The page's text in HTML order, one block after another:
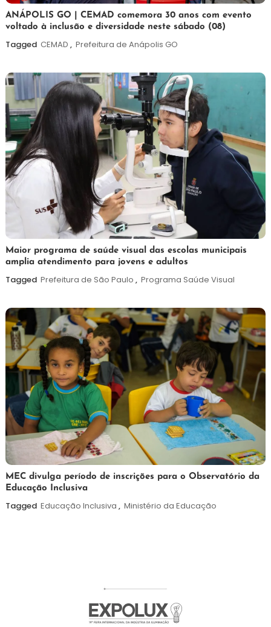
7
de
agosto
Maurilio
ANÁPOLIS GO | CEMAD comemora 30 anos com evento
voltado à inclusão e diversidade neste sábado (08)
Tagged CEMAD , Prefeitura de Anápolis GO
7
de
agosto
Maurilio
Maior programa de saúde visual das escolas municipais
amplia atendimento para jovens e adultos
Tagged Prefeitura de São Paulo , Programa Saúde Visual
7
de
agosto
Maurilio
MEC divulga período de inscrições para o Observatório da
Educação Inclusiva
Tagged Educação Inclusiva , Ministério da Educação